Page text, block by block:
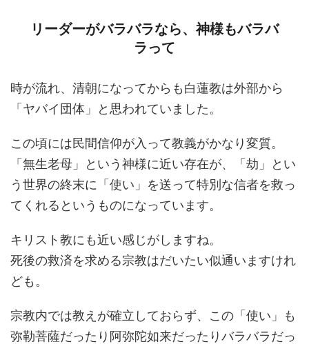
リーダーがバラバラなら、神様もバラバ
ラって
時が流れ、清朝になってからも白蓮教は外部から
「ヤバイ団体」と思われていました。
この頃には民間信仰が入って教義がかなり変質。
「無生老母」という神様に近い存在が、「劫」とい
う世界の終末に「使い」を送って特別な信者を救っ
てくれるというものになっています。
キリスト教にも近い感じがしますね。
死後の救済を求める宗教はだいたい似通いますけれ
ども。
宗教内では教えが確立しておらず、この「使い」も
弥勒菩薩だったり阿弥陀如来だったりバラバラだっ